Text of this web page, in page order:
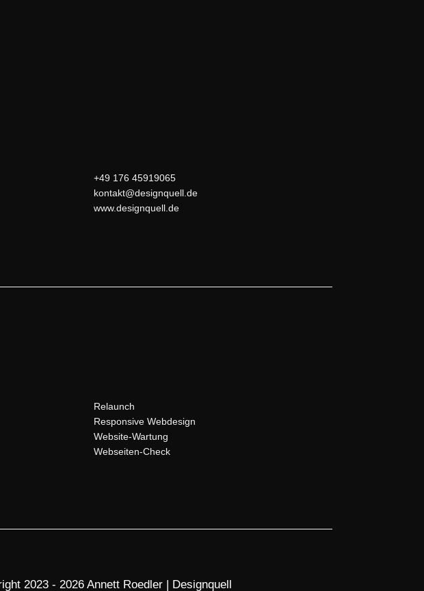
+49 176 45919065
kontakt@designquell.de
www.designquell.de
Relaunch
Responsive Webdesign
Website-Wartung
Webseiten-Check
2023 - 2026 Annett Roedler | Designquell